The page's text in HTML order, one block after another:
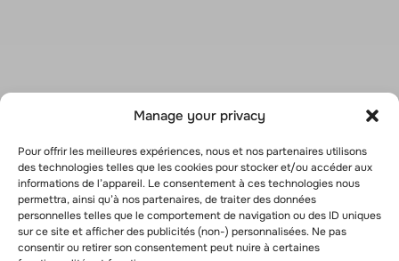
Manage your privacy
Pour offrir les meilleures expériences, nous et nos partenaires utilisons
des technologies telles que les cookies pour stocker et/ou accéder aux
informations de l’appareil. Le consentement à ces technologies nous
permettra, ainsi qu’à nos partenaires, de traiter des données
personnelles telles que le comportement de navigation ou des ID uniques
sur ce site et afficher des publicités (non-) personnalisées. Ne pas
consentir ou retirer son consentement peut nuire à certaines